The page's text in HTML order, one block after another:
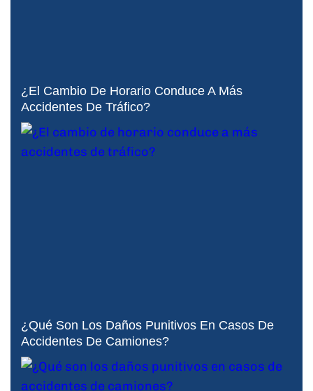
¿El Cambio De Horario Conduce A Más
Accidentes De Tráfico?
¿Qué Son Los Daños Punitivos En Casos De
Accidentes De Camiones?